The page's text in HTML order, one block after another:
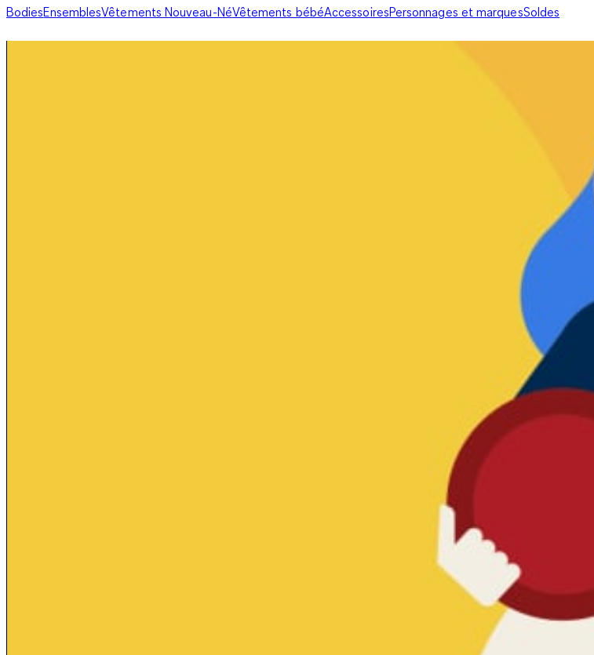
BodiesEnsemblesVêtements Nouveau-NéVêtements bébéAccessoiresPersonnages et marquesSoldes